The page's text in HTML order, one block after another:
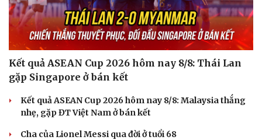
Kết quả ASEAN Cup 2026 hôm nay 8/8: Thái Lan
gặp Singapore ở bán kết
Kết quả ASEAN Cup 2026 hôm nay 8/8: Malaysia thắng
nhẹ, gặp ĐT Việt Nam ở bán kết
Cha của Lionel Messi qua đời ở tuổi 68